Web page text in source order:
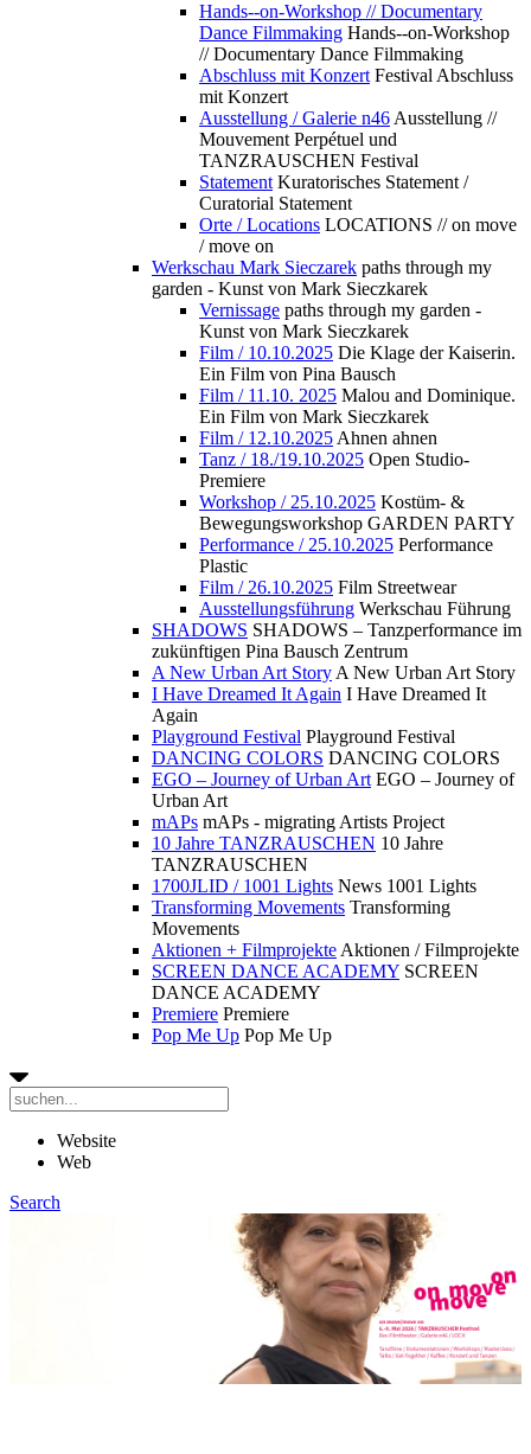
Hands--on-Workshop // Documentary
Dance Filmmaking Hands--on-Workshop
// Documentary Dance Filmmaking
Abschluss mit Konzert Festival Abschluss
mit Konzert
Ausstellung / Galerie n46 Ausstellung //
Mouvement Perpétuel und
TANZRAUSCHEN Festival
Statement Kuratorisches Statement /
Curatorial Statement
Orte / Locations LOCATIONS // on move
/ move on
Werkschau Mark Sieczarek paths through my
garden - Kunst von Mark Sieczkarek
Vernissage paths through my garden -
Kunst von Mark Sieczkarek
Film / 10.10.2025 Die Klage der Kaiserin.
Ein Film von Pina Bausch
Film / 11.10. 2025 Malou and Dominique.
Ein Film von Mark Sieczkarek
Film / 12.10.2025 Ahnen ahnen
Tanz / 18./19.10.2025 Open Studio-
Premiere
Workshop / 25.10.2025 Kostüm- &
Bewegungsworkshop GARDEN PARTY
Performance / 25.10.2025 Performance
Plastic
Film / 26.10.2025 Film Streetwear
Ausstellungsführung Werkschau Führung
SHADOWS SHADOWS – Tanzperformance im
zukünftigen Pina Bausch Zentrum
A New Urban Art Story A New Urban Art Story
I Have Dreamed It Again I Have Dreamed It
Again
Playground Festival Playground Festival
DANCING COLORS DANCING COLORS
EGO – Journey of Urban Art EGO – Journey of
Urban Art
mAPs mAPs - migrating Artists Project
10 Jahre TANZRAUSCHEN 10 Jahre
TANZRAUSCHEN
1700JLID / 1001 Lights News 1001 Lights
Transforming Movements Transforming
Movements
Aktionen + Filmprojekte Aktionen / Filmprojekte
SCREEN DANCE ACADEMY SCREEN
DANCE ACADEMY
Premiere Premiere
Pop Me Up Pop Me Up
Website
Web
Search